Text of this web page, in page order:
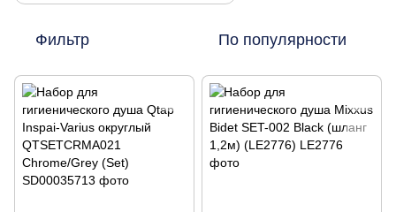
Фильтр По популярности